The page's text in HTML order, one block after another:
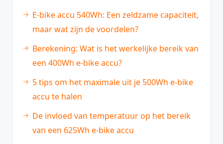
E-bike accu 540Wh: Een zeldzame capaciteit,
maar wat zijn de voordelen?
Berekening: Wat is het werkelijke bereik van
een 400Wh e-bike accu?
5 tips om het maximale uit je 500Wh e-bike
accu te halen
De invloed van temperatuur op het bereik
van een 625Wh e-bike accu